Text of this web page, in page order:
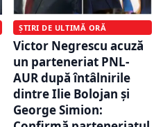
ȘTIRI DE ULTIMĂ ORĂ
Victor Negrescu acuză
un parteneriat PNL-
AUR după întâlnirile
dintre Ilie Bolojan și
George Simion: